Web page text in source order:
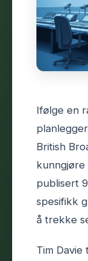
Ifølge en
British
kunngjøre
publisert
spesifikk
å trekke
Tim Davie